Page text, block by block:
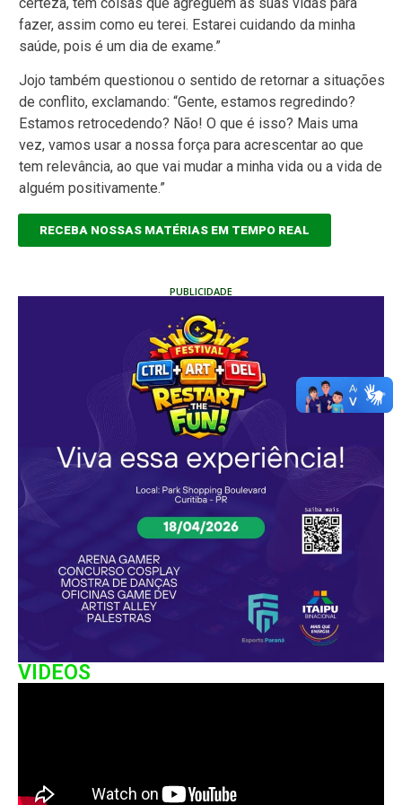
fazer, assim como eu terei. Estarei cuidando da minha
saúde, pois é um dia de exame.”
Jojo também questionou o sentido de retornar a situações
de conflito, exclamando: “Gente, estamos regredindo?
Estamos retrocedendo? Não! O que é isso? Mais uma
vez, vamos usar a nossa força para acrescentar ao que
tem relevância, ao que vai mudar a minha vida ou a vida de
alguém positivamente.”
RECEBA NOSSAS MATÉRIAS EM TEMPO REAL
PUBLICIDADE
VIDEOS